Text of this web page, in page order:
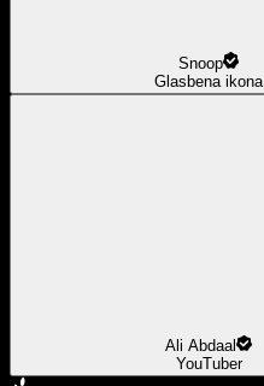
Snoop
Glasbena ikona
Ali Abdaal
YouTuber